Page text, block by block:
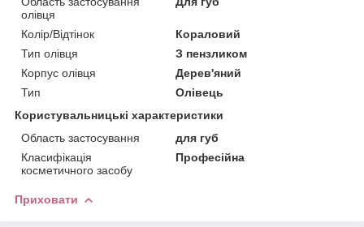
олівця
Колір/Відтінок
Кораловий
Тип олівця
З пензликом
Корпус олівця
Дерев'яний
Тип
Олівець
Користувальницькі характеристики
Область застосування
для губ
Класифікація
косметичного засобу
Професійна
Приховати